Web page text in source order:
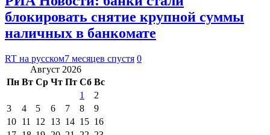
блокировать снятие крупной суммы
наличных в банкомате
RT на русском7 месяцев спустя 0
Август 2026
Пн Вт Ср Чт Пт Сб Вс
1
2
3
4 5 6 7 8
9
10 11 12 13 14 15 16